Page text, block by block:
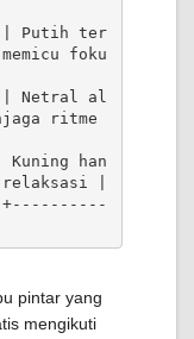
Putih ter
foku
Netral al
ritme
han
relaksasi |
pintar yang
mengikuti